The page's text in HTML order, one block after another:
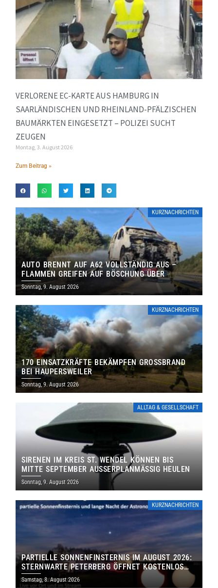
VERLORENE EC-KARTE AUS HAMBURG IN
SAARLÄNDISCHEN UND RHEINLAND-PFÄLZISCHEN
BAUMÄRKTEN EINGESETZT – POLIZEI SUCHT
ZEUGEN
Montag, 3. August 2026
Zum Beitrag »
KURZNACHRICHTEN
AUTO BRENNT AUF A62 VOLLSTÄNDIG AUS –
FLAMMEN GREIFEN AUF BÖSCHUNG ÜBER
Sonntag, 9. August 2026
KURZNACHRICHTEN
170 EINSATZKRÄFTE BEKÄMPFEN GROSSBRAND B
EI HAUPERSWEILER
Sonntag, 9. August 2026
ALLTAG & GESELLSCHAFT
SIRENEN IM KREIS ST. WENDEL KÖNNEN BIS
MITTE SEPTEMBER AUSSERPLANMÄSSIG HEULEN
Sonntag, 9. August 2026
KURZNACHRICHTEN
PARTIELLE SONNENFINSTERNIS IM AUGUST 2026:
STERNWARTE PETERBERG ÖFFNET KOSTENLOS
IHRE TORE
Samstag, 8. August 2026